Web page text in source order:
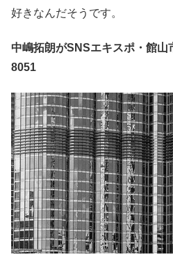
好きなんだそうです。
中嶋拓朗がSNSエキスポ・館山
8051